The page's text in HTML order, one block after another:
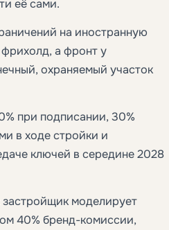
её сами.
на иностранную
а фронт у
охраняемый участок
при подписании, 30%
в ходе стройки и
ключей в середине 2028
моделирует
40% бренд-комиссии,